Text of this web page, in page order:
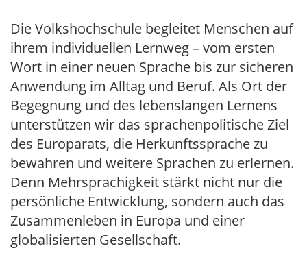
Die Volkshochschule begleitet Menschen auf
ihrem individuellen Lernweg – vom ersten
Wort in einer neuen Sprache bis zur sicheren
Anwendung im Alltag und Beruf. Als Ort der
Begegnung und des lebenslangen Lernens
unterstützen wir das sprachenpolitische Ziel
des Europarats, die Herkunftssprache zu
bewahren und weitere Sprachen zu erlernen.
Denn Mehrsprachigkeit stärkt nicht nur die
persönliche Entwicklung, sondern auch das
Zusammenleben in Europa und einer
globalisierten Gesellschaft.